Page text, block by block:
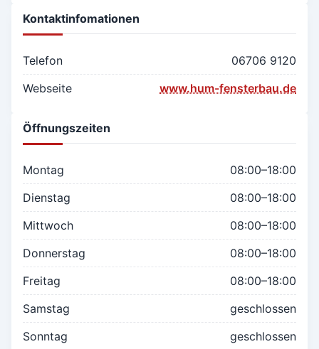
Kontaktinfomationen
Telefon
06706 9120
Webseite
www.hum-fensterbau.de
Öffnungszeiten
Montag
08:00–18:00
Dienstag
08:00–18:00
Mittwoch
08:00–18:00
Donnerstag
08:00–18:00
Freitag
08:00–18:00
Samstag
geschlossen
Sonntag
geschlossen